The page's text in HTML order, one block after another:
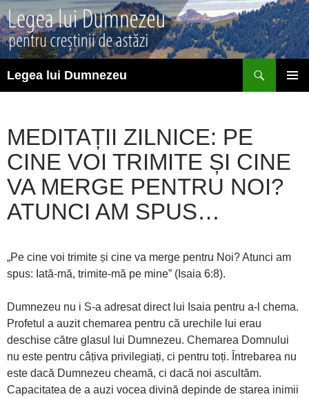
Sari
la
conținut
Legea lui Dumnezeu
MEDITAȚII ZILNICE: PE
CINE VOI TRIMITE ȘI CINE
VA MERGE PENTRU NOI?
ATUNCI AM SPUS…
„Pe cine voi trimite și cine va merge pentru Noi? Atunci am
spus: Iată-mă, trimite-mă pe mine” (Isaia 6:8).
Dumnezeu nu i S-a adresat direct lui Isaia pentru a-l chema.
Profetul a auzit chemarea pentru că urechile lui erau
deschise către glasul lui Dumnezeu. Chemarea Domnului
nu este pentru câțiva privilegiați, ci pentru toți. Întrebarea nu
este dacă Dumnezeu cheamă, ci dacă noi ascultăm.
Capacitatea de a auzi vocea divină depinde de starea inimii